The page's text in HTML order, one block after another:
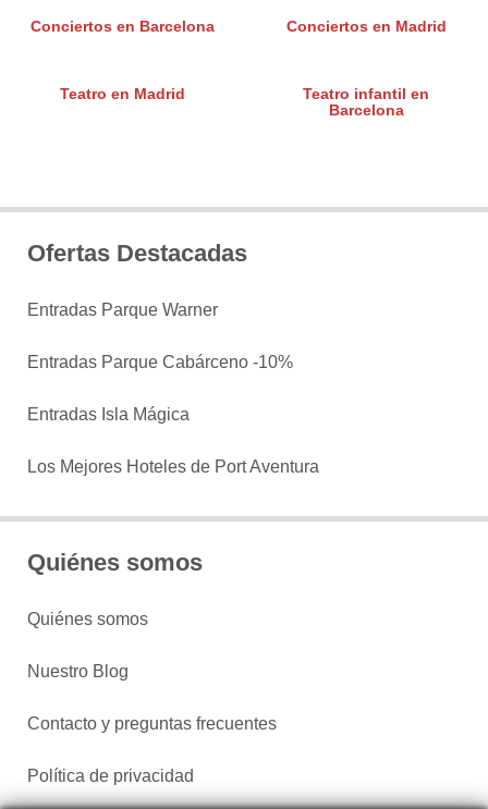
Conciertos en Barcelona Conciertos en Madrid
Teatro en Madrid
Teatro infantil en
Barcelona
Ofertas Destacadas
Entradas Parque Warner
Entradas Parque Cabárceno -10%
Entradas Isla Mágica
Los Mejores Hoteles de Port Aventura
Quiénes somos
Quiénes somos
Nuestro Blog
Contacto y preguntas frecuentes
Política de privacidad